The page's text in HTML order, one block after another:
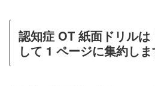
認知症 OT 紙面ドリルは
して 1 ページに集約し